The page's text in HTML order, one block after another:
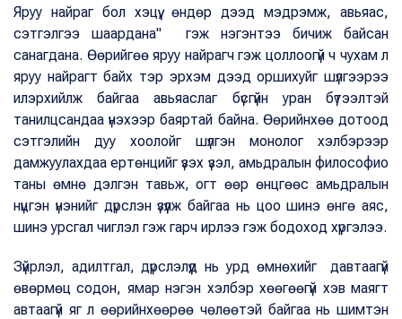
Яруу найраг бол хэцүү, өндөр дээд мэдрэмж, авьяас,
сэтгэлгээ шаардана" гэж нэгэнтээ бичиж байсан
санагдана. Өөрийгөө яруу найрагч гэж цоллоогүй ч чухам л
яруу найрагт байх тэр эрхэм дээд оршихуйг шүлгээрээ
илэрхийлж байгаа авьяаслаг бүсгүйн уран бүтээлтэй
танилцсандаа үнэхээр баяртай байна. Өөрийнхөө дотоод
сэтгэлийн дуу хоолойг шүлгэн монолог хэлбэрээр
дамжуулахдаа ертөнцийг үзэх үзэл, амьдралын философио
таны өмнө дэлгэн тавьж, огт өөр өнцгөөс амьдралын
нүцгэн үнэнийг дүрслэн үзүүлж байгаа нь цоо шинэ өнгө аяс,
шинэ урсгал чиглэл гэж гарч ирлээ гэж бодоход хүргэлээ.
Зүйрлэл, адилтгал, дүрслэлүүд нь урд өмнөхийг давтаагүй
өвөрмөц содон, ямар нэгэн хэлбэр хөөгөөгүй хэв маягт
автаагүй яг л өөрийнхөөрөө чөлөөтэй байгаа нь шимтэн